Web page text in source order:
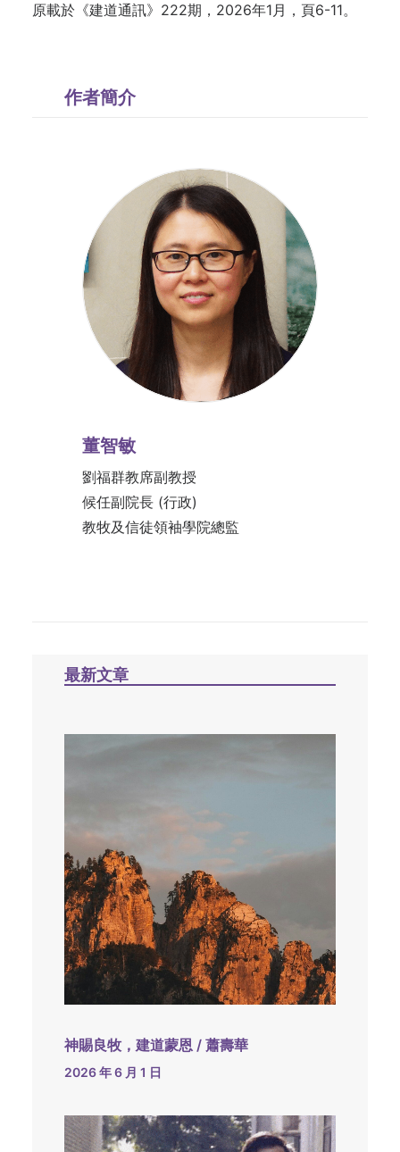
原載於《建道通訊》222期，2026年1月，頁6-11。
作者簡介
董智敏
劉福群教席副教授
候任副院長 (行政)
教牧及信徒領袖學院總監
最新文章
神賜良牧，建道蒙恩 / 蕭壽華
2026 年 6 月 1 日